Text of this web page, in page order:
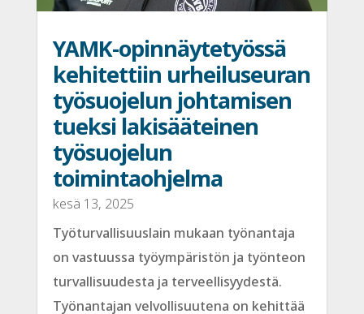
YAMK-opinnäytetyössä
kehitettiin urheiluseuran
työsuojelun johtamisen
tueksi lakisääteinen
työsuojelun
toimintaohjelma
kesä 13, 2025
Työturvallisuuslain mukaan työnantaja
on vastuussa työympäristön ja työnteon
turvallisuudesta ja terveellisyydestä.
Työnantajan velvollisuutena on kehittää